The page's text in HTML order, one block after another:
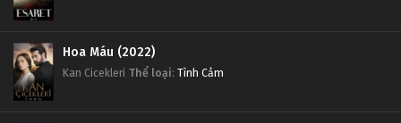
Hoa Máu (2022)
Kan Cicekleri Thể loại: Tình Cảm